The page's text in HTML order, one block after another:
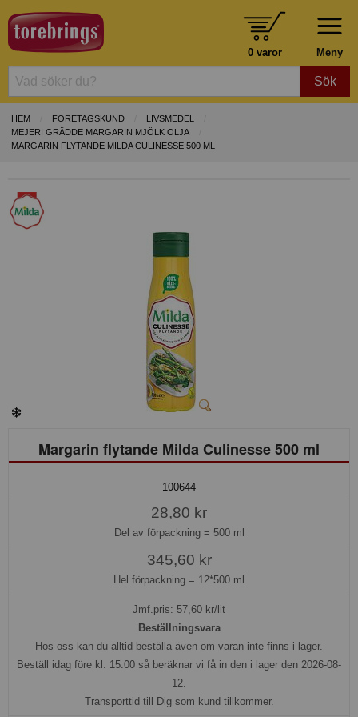
Meny
0 varor
Sök
HEM FÖRETAGSKUND
LIVSMEDEL
MEJERI GRÄDDE MARGARIN MJÖLK OLJA
MARGARIN FLYTANDE MILDA CULINESSE 500 ML
Margarin flytande Milda Culinesse 500 ml
100644
28,80 kr
Del av förpackning = 500 ml
345,60 kr
Hel förpackning = 12*500 ml
Jmf.pris: 57,60 kr/lit
Beställningsvara
Hos oss kan du alltid beställa även om varan inte finns i lager.
Beställ idag före kl. 15:00 så beräknar vi få in den i lager den 2026-08-
12.
Transporttid till Dig som kund tillkommer.